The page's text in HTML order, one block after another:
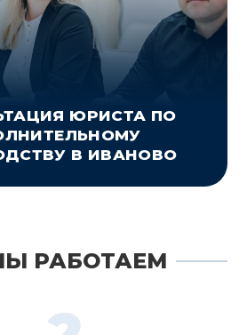
ЮРИСТА ПО
В ИВАНОВО
РАБОТАЕМ